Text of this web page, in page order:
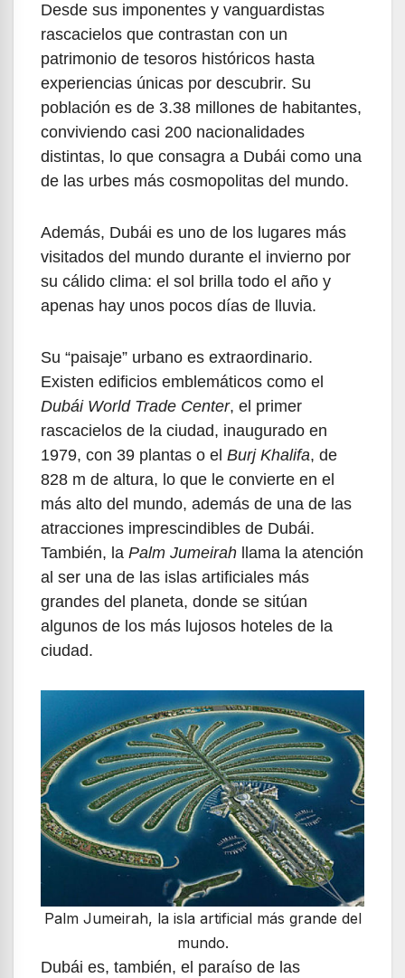
Desde sus imponentes y vanguardistas
rascacielos que contrastan con un
patrimonio de tesoros históricos hasta
experiencias únicas por descubrir. Su
población es de 3.38 millones de habitantes,
conviviendo casi 200 nacionalidades
distintas, lo que consagra a Dubái como una
de las urbes más cosmopolitas del mundo.
Además, Dubái es uno de los lugares más
visitados del mundo durante el invierno por
su cálido clima: el sol brilla todo el año y
apenas hay unos pocos días de lluvia.
Su “paisaje” urbano es extraordinario.
Existen edificios emblemáticos como el
Dubái World Trade Center, el primer
rascacielos de la ciudad, inaugurado en
1979, con 39 plantas o el Burj Khalifa, de
828 m de altura, lo que le convierte en el
más alto del mundo, además de una de las
atracciones imprescindibles de Dubái.
También, la Palm Jumeirah llama la atención
al ser una de las islas artificiales más
grandes del planeta, donde se sitúan
algunos de los más lujosos hoteles de la
ciudad.
Palm Jumeirah, la isla artificial más grande del
mundo.
Dubái es, también, el paraíso de las